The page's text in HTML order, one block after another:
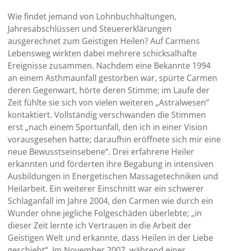
Wie findet jemand von Lohnbuchhaltungen,
Jahresabschlüssen und Steuererklärungen
ausgerechnet zum Geistigen Heilen? Auf Carmens
Lebensweg wirkten dabei mehrere schicksalhafte
Ereignisse zusammen. Nachdem eine Bekannte 1994
an einem Asthmaunfall gestorben war, spürte Carmen
deren Gegenwart, hörte deren Stimme; im Laufe der
Zeit fühlte sie sich von vielen weiteren „Astralwesen“
kontaktiert. Vollständig verschwanden die Stimmen
erst „nach einem Sportunfall, den ich in einer Vision
vorausgesehen hatte; daraufhin eröffnete sich mir eine
neue Bewusstseinsebene“. Drei erfahrene Heiler
erkannten und förderten ihre Begabung in intensiven
Ausbildungen in Energetischen Massagetechniken und
Heilarbeit. Ein weiterer Einschnitt war ein schwerer
Schlaganfall im Jahre 2004, den Carmen wie durch ein
Wunder ohne jegliche Folgeschäden überlebte; „in
dieser Zeit lernte ich Vertrauen in die Arbeit der
Geistigen Welt und erkannte, dass Heilen in der Liebe